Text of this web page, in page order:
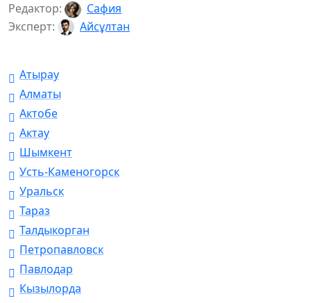
Редактор:
Сафия
Эксперт:
Айсұлтан
Атырау
Алматы
Актобе
Актау
Шымкент
Усть-Каменогорск
Уральск
Тараз
Талдыкорган
Петропавловск
Павлодар
Кызылорда